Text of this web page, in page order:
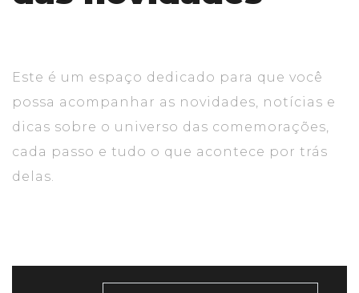
Este é um espaço dedicado para que você
possa acompanhar as novidades, notícias e
dicas sobre o universo das comemorações,
cada passo e tudo o que acontece por trás
delas.